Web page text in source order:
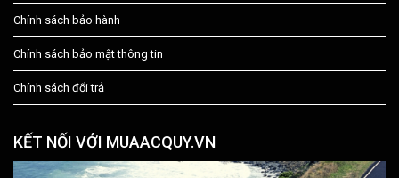
Chính sách bảo hành
Chính sách bảo mật thông tin
Chính sách đổi trả
KẾT NỐI VỚI MUAACQUY.VN